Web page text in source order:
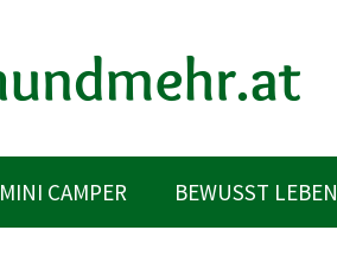
MINI CAMPER BEWUSST LEBEN